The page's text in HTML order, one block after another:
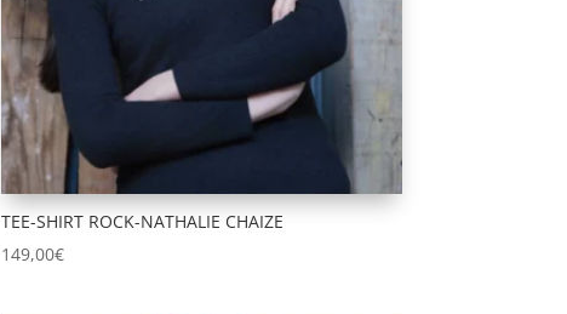
TEE-SHIRT ROCK-NATHALIE CHAIZE
149,00€